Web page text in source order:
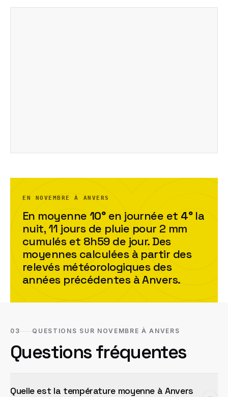
EN NOVEMBRE À ANVERS
En moyenne 10°en journée et 4°la
nuit,11 joursde pluie pour 2 mm
cumulés et 8h59de jour. Des
moyennes calculées à partir des
relevés météorologiques des
années précédentes àAnvers.
03 QUESTIONS SUR NOVEMBRE À ANVERS
Questions fréquentes
Quelle est la température moyenne à Anvers